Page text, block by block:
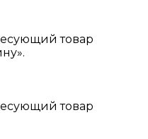
товар
товар